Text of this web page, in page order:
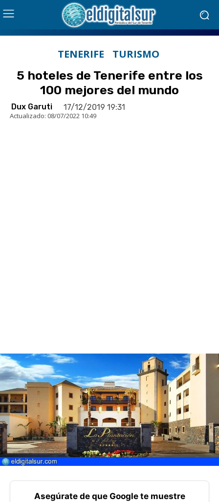
TENERIFE TURISMO
5 hoteles de Tenerife entre los
100 mejores del mundo
Dux Garuti 17/12/2019 19:31
Actualizado: 08/07/2022 10:49
Asegúrate de que Google te muestre